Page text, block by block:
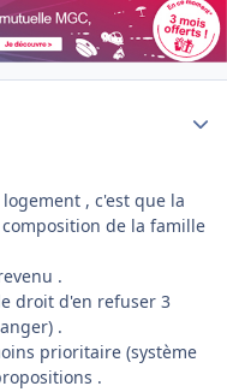
, c'est que la
de la famille
.
droit d'en refuser 3
.
prioritaire (système
.